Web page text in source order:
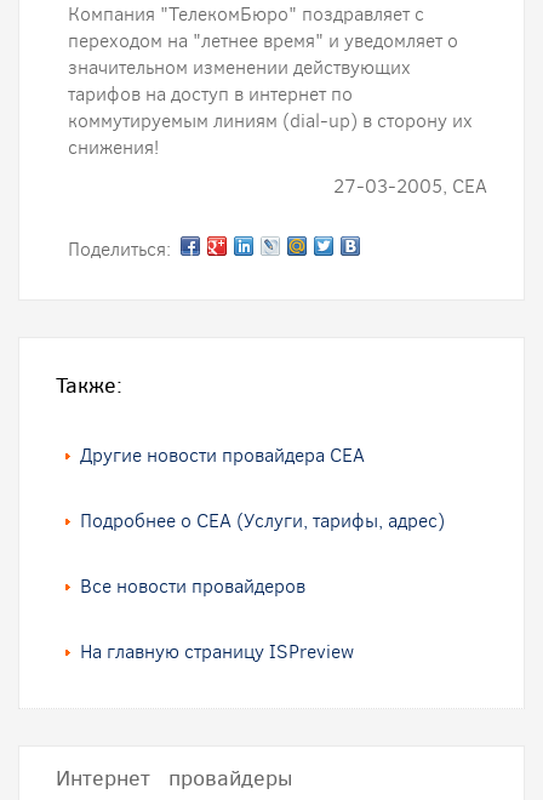
Компания "ТелекомБюро" поздравляет с
переходом на "летнее время" и уведомляет о
значительном изменении действующих
тарифов на доступ в интернет по
коммутируемым линиям (dial-up) в сторону их
снижения!
27-03-2005, CEA
Поделиться:
Также:
Другие новости провайдера CEA
Подробнее о CEA (Услуги, тарифы, адрес)
Все новости провайдеров
На главную страницу ISPreview
Интернет провайдеры